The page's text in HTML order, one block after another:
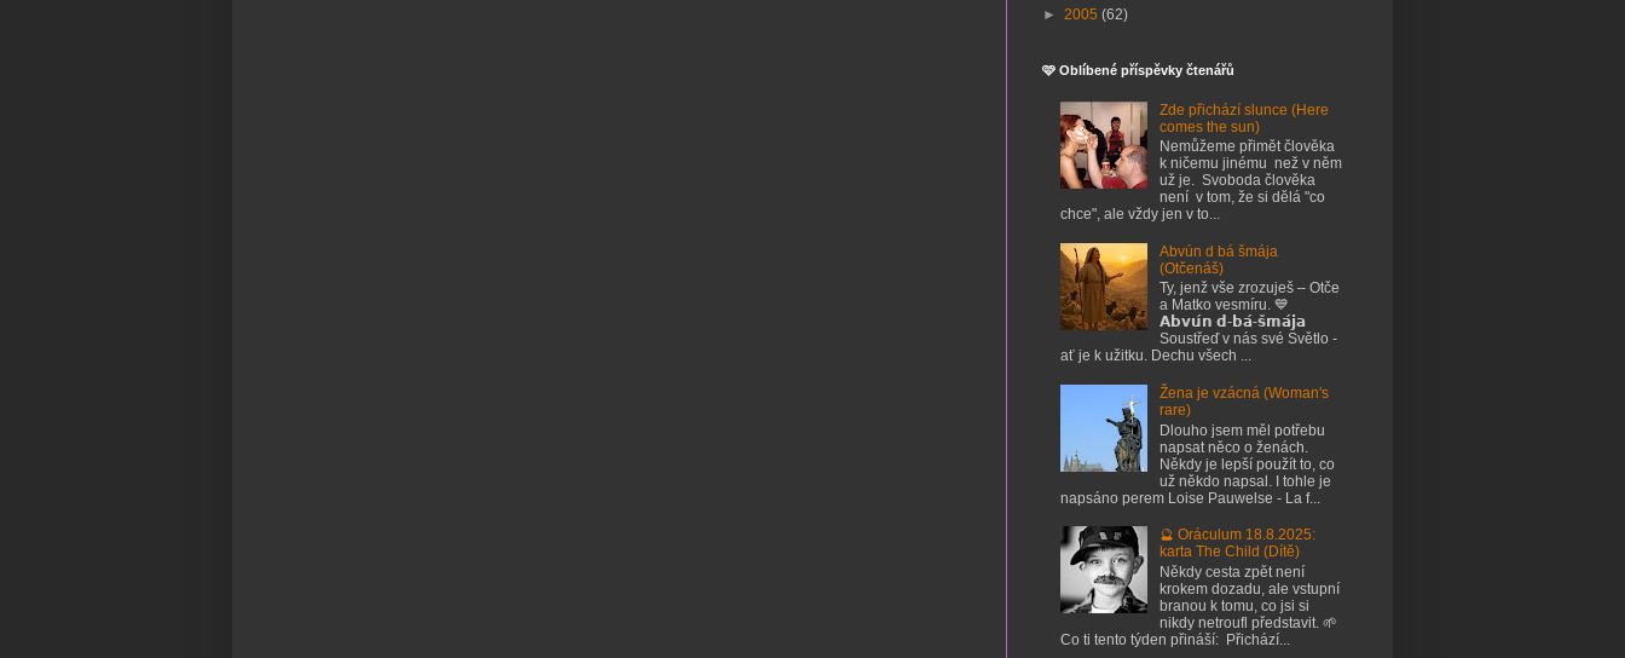
► 2005 (62)
🩷 Oblíbené příspěvky čtenářů
Zde přichází slunce (Here
comes the sun)
Nemůžeme přimět člověka
k ničemu jinému než v něm
už je. Svoboda člověka
není v tom, že si dělá "co
chce", ale vždy jen v to...
Abvún d bá šmája
(Otčenáš)
Ty, jenž vše zrozuješ – Otče
a Matko vesmíru. 💙
𝗔𝗯𝘃𝘂́𝗻 𝗱-𝗯𝗮́-𝘀̌𝗺𝗮́𝗷𝗮
Soustřeď v nás své Světlo -
ať je k užitku. Dechu všech ...
Žena je vzácná (Woman's
rare)
Dlouho jsem měl potřebu
napsat něco o ženách.
Někdy je lepší použít to, co
už někdo napsal. I tohle je
napsáno perem Loise Pauwelse - La f...
🔮 Oráculum 18.8.2025:
karta The Child (Dítě)
Někdy cesta zpět není
krokem dozadu, ale vstupní
branou k tomu, co jsi si
nikdy netroufl představit. 🌱
Co ti tento týden přináší: Přichází...